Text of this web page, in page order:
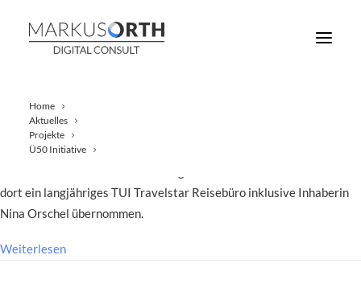
Home
Aktuelles
Projekte
Ü50 Initiative
Das Franchise-System Lufthansa City Center (LCC) ist nun auch in
dort ein langjähriges TUI Travelstar Reisebüro inklusive Inhaberin
Nina Orschel übernommen.
Weiterlesen